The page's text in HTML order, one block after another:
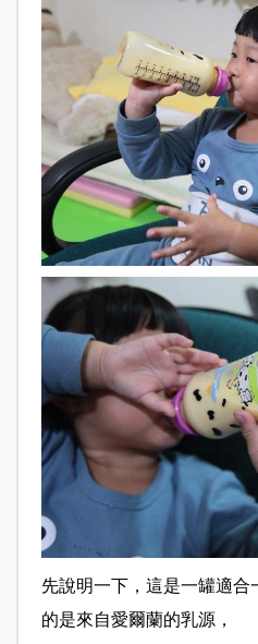
先說明一下，這是一罐適合
的是來自愛爾蘭的乳源，